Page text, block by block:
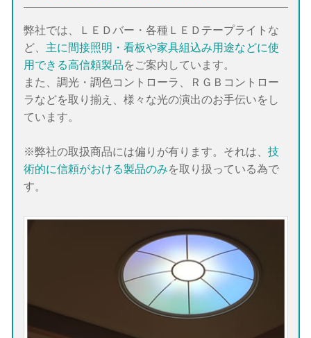
弊社では、ＬＥＤバー・各種ＬＥＤテープライトな
ど、 主に間接照明・看板や家具組込み用途などに使
用できる高信頼製品をご案内しています。
また、調光・調色コントローラ、ＲＧＢコントロー
ラなどを取り揃え、様々な光の演出のお手伝いをし
ています。
※弊社の取扱商品には偏りが有ります。それは、 技
術的に信頼がおける製品のみを取り扱っている為で
す。